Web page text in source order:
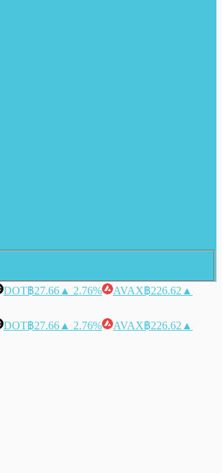
DOT฿27.66 ▲ 2.76% AVAX฿226.62 ▲
DOT฿27.66 ▲ 2.76% AVAX฿226.62 ▲